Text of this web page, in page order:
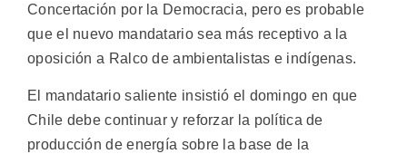
Concertación por la Democracia, pero es probable
que el nuevo mandatario sea más receptivo a la
oposición a Ralco de ambientalistas e indígenas.
El mandatario saliente insistió el domingo en que
Chile debe continuar y reforzar la política de
producción de energía sobre la base de la